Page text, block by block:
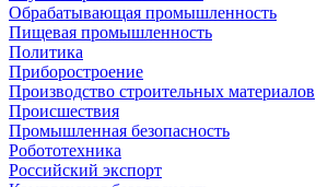
Обрабатывающая промышленность
Пищевая промышленность
Политика
Приборостроение
Производство строительных материалов
Происшествия
Промышленная безопасность
Робототехника
Российский экспорт